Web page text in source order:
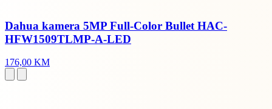
Dahua kamera 5MP Full-Color Bullet HAC-
HFW1509TLMP-A-LED
176,00 KM